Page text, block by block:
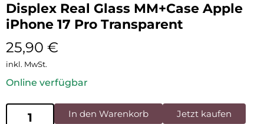
Displex Real Glass MM+Case Apple
iPhone 17 Pro Transparent
25,90 €
inkl. MwSt.
Online verfügbar
In den Warenkorb Jetzt kaufen